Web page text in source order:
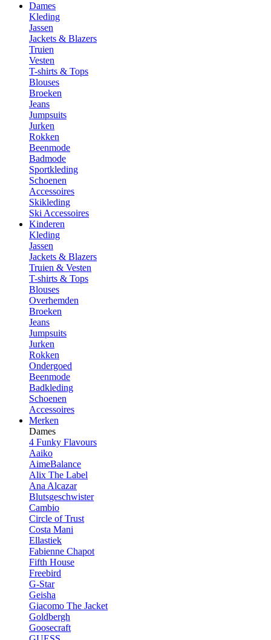
Dames
Kleding
Jassen
Jackets & Blazers
Truien
Vesten
T-shirts & Tops
Blouses
Broeken
Jeans
Jumpsuits
Jurken
Rokken
Beenmode
Badmode
Sportkleding
Schoenen
Accessoires
Skikleding
Ski Accessoires
Kinderen
Kleding
Jassen
Jackets & Blazers
Truien & Vesten
T-shirts & Tops
Blouses
Overhemden
Broeken
Jeans
Jumpsuits
Jurken
Rokken
Ondergoed
Beenmode
Badkleding
Schoenen
Accessoires
Merken
Dames
4 Funky Flavours
Aaiko
AimeBalance
Alix The Label
Ana Alcazar
Blutsgeschwister
Cambio
Circle of Trust
Costa Mani
Ellastiek
Fabienne Chapot
Fifth House
Freebird
G-Star
Geisha
Giacomo The Jacket
Goldbergh
Goosecraft